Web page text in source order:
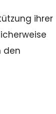
ihrer
den